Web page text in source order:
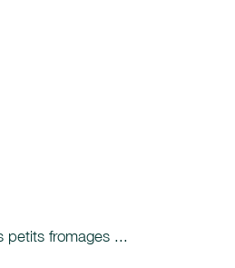
petits fromages ...